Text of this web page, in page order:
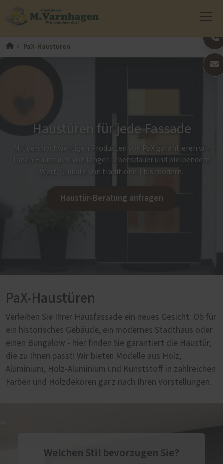
PaX-Haustüren
Haustüren für jede Fassade
Mit den hochwertigen Produkten von PaX garantieren wir
Ihnen Haustüren von langer Lebensdauer und bleibendem
Wert. Unikate von traditionell bis modern.
Haustür-Beratung anfragen
PaX-Haustüren
Verleihen Sie Ihrer Hausfassade ein neues Gesicht. Ob für
ein historisches Gebäude, ein modernes Stadthaus oder
einen Bungalow - hier finden Sie garantiert die Haustür,
die zu Ihnen passt! Wir bieten Modelle aus Holz,
Aluminium, Holz-Aluminium und Kunststoff in zahlreichen
Farben und Holzdekoren ganz nach Ihren Vorstellungen.
Welchen Stil bevorzugen Sie?